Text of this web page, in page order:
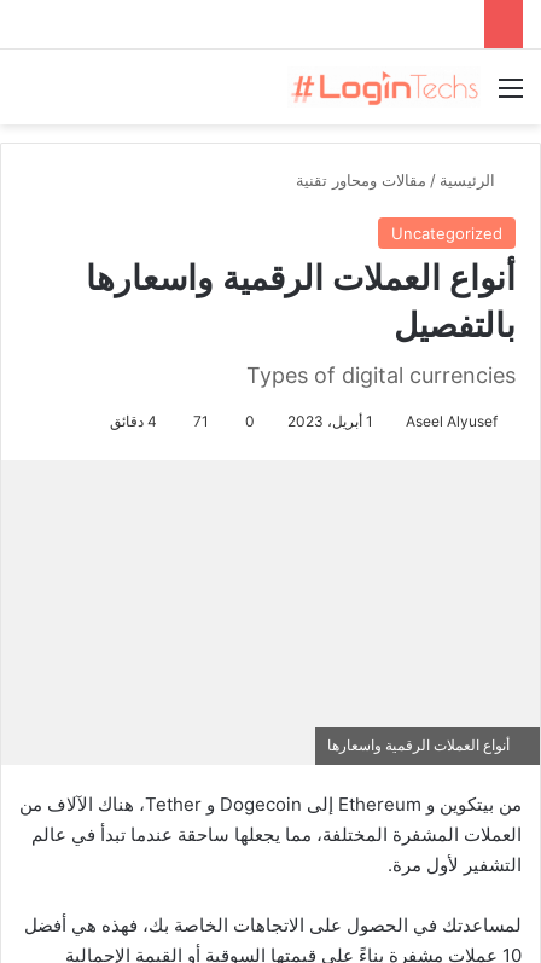
القائمة
الرئيسية / مقالات ومحاور تقنية
Uncategorized
أنواع العملات الرقمية واسعارها
بالتفصيل
Types of digital currencies
Aseel Alyusef 1 أبريل، 2023 0
71
أنواع العملات الرقمية واسعارها
من بيتكوين و Ethereum إلى Dogecoin و Tether، هناك الآلاف من
العملات المشفرة المختلفة، مما يجعلها ساحقة عندما تبدأ في عالم
التشفير لأول مرة.
لمساعدتك في الحصول على الاتجاهات الخاصة بك، فهذه هي أفضل
10 عملات مشفرة بناءً على قيمتها السوقية أو القيمة الإجمالية